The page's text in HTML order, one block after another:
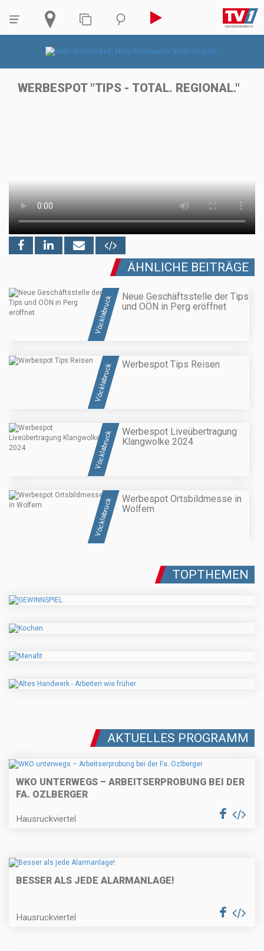
WERBESPOT "TIPS - TOTAL. REGIONAL."
ÄHNLICHE BEITRÄGE
Vöcklabruck
Neue Geschäftsstelle der Tips
und OÖN in Perg eröffnet
Vöcklabruck Werbespot Tips Reisen
Vöcklabruck
Werbespot Liveübertragung
Klangwolke 2024
Vöcklabruck
Werbespot Ortsbildmesse in
Wolfern
TOPTHEMEN
AKTUELLES PROGRAMM
WKO UNTERWEGS – ARBEITSERPROBUNG BEI DER
FA. OZLBERGER
Hausruckviertel
BESSER ALS JEDE ALARMANLAGE!
Hausruckviertel